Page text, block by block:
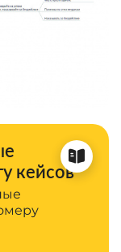
кейсов